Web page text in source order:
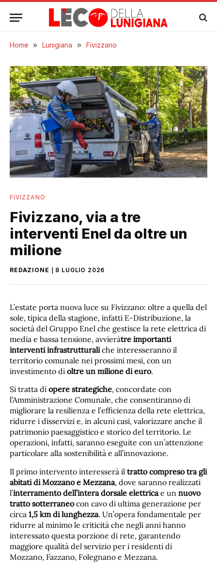
Home » Lunigiana » Fivizzano
FIVIZZANO
Fivizzano, via a tre
interventi Enel da oltre un
milione
REDAZIONE 8 LUGLIO 2026
L’estate porta nuova luce su Fivizzano: oltre a quella del
sole, tipica della stagione, infatti E-Distribuzione, la
società del Gruppo Enel che gestisce la rete elettrica di
media e bassa tensione, avvieràtre importanti
interventi infrastrutturaliche interesseranno il
territorio comunale nei prossimi mesi, con un
investimento di oltre un milione di euro.
Si tratta di opere strategiche, concordate con
l’Amministrazione Comunale, che consentiranno di
migliorare la resilienza e l’efficienza della rete elettrica,
ridurre i disservizi e, in alcuni casi, valorizzare anche il
patrimonio paesaggistico e storico del territorio. Le
operazioni, infatti, saranno eseguite con un’attenzione
particolare alla sostenibilità e all’innovazione.
Il primo intervento interesserà il tratto compreso tra gli
abitati di Mozzano e Mezzana, dove saranno realizzati
l’interramento dell’intera dorsale elettricae un nuovo
tratto sotterraneocon cavo di ultima generazione per
circa 1,5 km di lunghezza. Un’opera fondamentale per
ridurre al minimo le criticità che negli anni hanno
interessato questa porzione di rete, garantendo
maggiore qualità del servizio per i residenti di
Mozzano, Fazzano, Folegnano e Mezzana.